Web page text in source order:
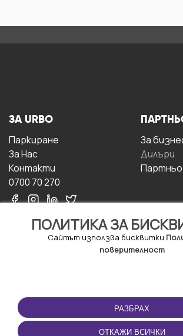
ПОЛИТИКА ЗА
Сайтът използва бисквитки
поверителност
РАЗБРАХ
ОТКАЖИ ВСИЧКИ
ЗА URBO
Паркиране
За Hас
Контакти
0700 70 270
За
Дилъри
ПОЛЗВАНЕ
Правила и условия за
ползване